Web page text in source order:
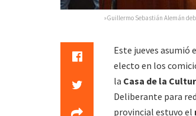
»Guillermo Sebastián Alemán
Este jueves asumió
electo en los
la Casa de la
Deliberante para
provincial estuvo el